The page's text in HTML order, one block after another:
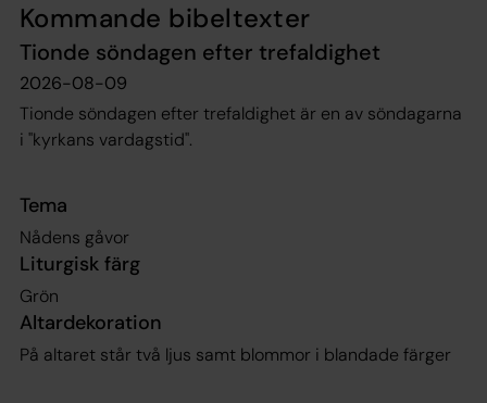
Kommande bibeltexter
Tionde söndagen efter trefaldighet
2026-08-09
Tionde söndagen efter trefaldighet är en av söndagarna
i "kyrkans vardagstid".
Tema
Nådens gåvor
Liturgisk färg
Grön
Altardekoration
På altaret står två ljus samt blommor i blandade färger